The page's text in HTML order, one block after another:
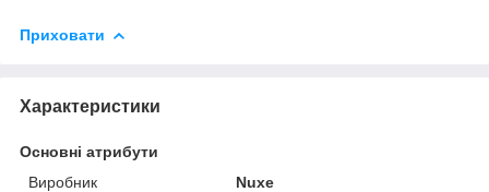
Приховати
Характеристики
Основні атрибути
Виробник
Nuxe